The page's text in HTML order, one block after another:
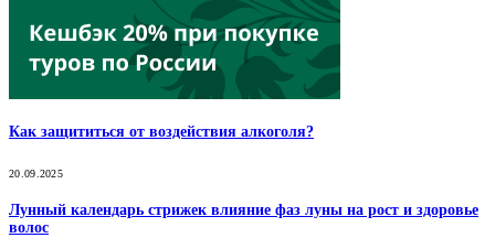
Как защититься от воздействия алкоголя?
20.09.2025
Лунный календарь стрижек влияние фаз луны на рост и здоровье
волос